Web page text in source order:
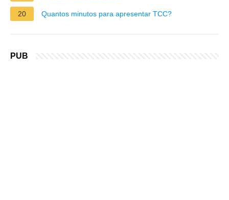
20 Quantos minutos para apresentar TCC?
PUB